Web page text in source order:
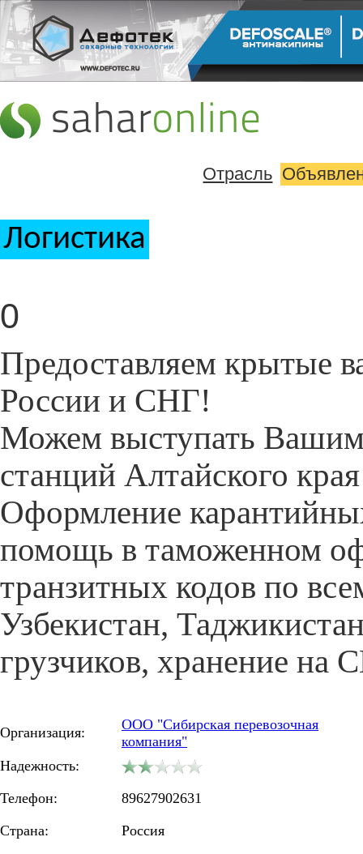
Отрасль
Логистика
0
Предоставляем крытые
России и СНГ!
Можем выступать
станций Алтайского
Оформление
помощь в таможенном
транзитных кодов по
Узбекистан,
грузчиков, хранение на
Организация:
ООО "Сибирская перевозочная
компания"
Надежность:
Телефон:
89627902631
Страна:
Россия